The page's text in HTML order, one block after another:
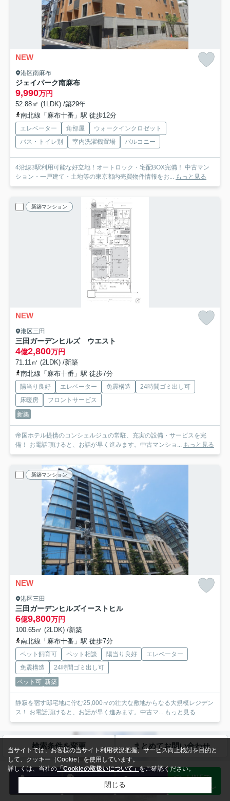
NEW
港区南麻布
ジェイパーク南麻布
9,990万円
52.88㎡ (1LDK) /築29年
南北線「麻布十番」駅 徒歩12分
エレベーター 角部屋
ウォークインクロゼット
バス・トイレ別
室内洗濯機置場 バルコニー
4沿線3駅利用可能な好立地！オートロック・宅配BOX完備！ 中古マン
ション・一戸建て・土地等の東京都内売買物件情報をお... もっと見る
新築マンション
NEW
港区三田
三田ガーデンヒルズ ウエスト
4億2,800万円
71.11㎡ (2LDK) /新築
南北線「麻布十番」駅 徒歩7分
陽当り良好 エレベーター 免震構造
24時間ゴミ出し可
床暖房
フロントサービス
新築
帝国ホテル提携のコンシェルジュの常駐、充実の設備・サービスを完
備！ お電話頂けると、お話が早く進みます。中古マンショ...
もっと見る
新築マンション
NEW
港区三田
三田ガーデンヒルズイーストヒル
6億9,800万円
100.65㎡ (2LDK) /新築
南北線「麻布十番」駅 徒歩7分
ペット飼育可 ペット相談 陽当り良好
エレベーター
免震構造
24時間ゴミ出し可
ペット可 新築
静寂を宿す邸宅地に佇む25,000㎡の壮大な敷地からなる大規模レジデン
ス！ お電話頂けると、お話が早く進みます。中古マ...
もっと見る
中古マンション
検索条件を変更 まとめてお問い合わせ
電話 会員登録 メール
LINEで
物件探し
当サイトでは、お客様の当サイト利用状況把握、サービス向上検討を目的と
して、クッキー（Cookie）を使用しています。
詳しくは、当社の「Cookieの取扱いについて」をご確認ください。
閉じる